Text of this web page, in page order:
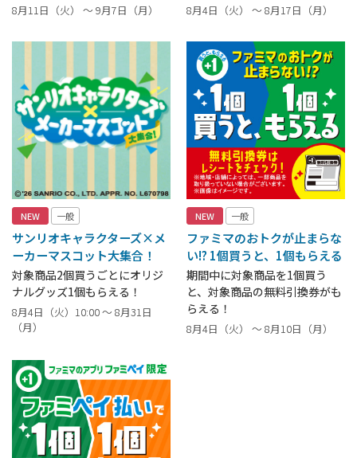
8月11日（火） ～ 9月7日（月） 8月4日（火） ～ 8月17日（月）
NEW 一般
サンリオキャラクターズ×メ
ーカーマスコット大集合！
対象商品2個買うごとにオリジ
ナルグッズ1個もらえる！
8月4日（火）10:00 ～ 8月31日
（月）
NEW 一般
ファミマのおトクが止まらな
い!? 1個買うと、1個もらえる
期間中に対象商品を1個買う
と、対象商品の無料引換券がも
らえる！
8月4日（火） ～ 8月10日（月）